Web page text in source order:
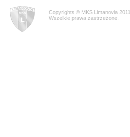
Copyrights © MKS Limanovia 2011
Wszelkie prawa zastrzeżone.